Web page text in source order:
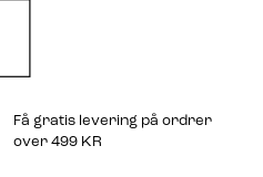
Få gratis levering på ordrer
over 499 KR